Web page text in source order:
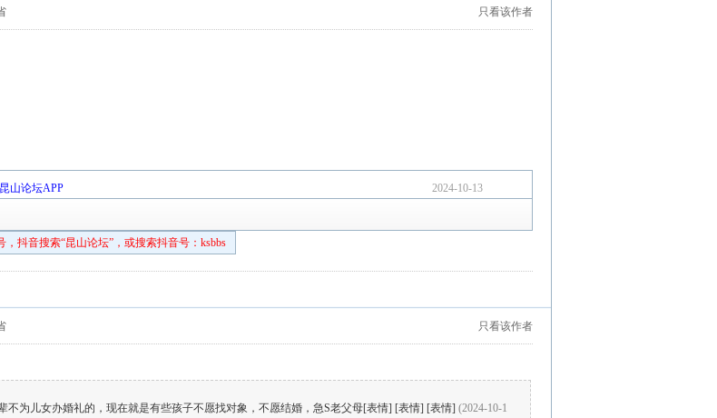
只看该作者
昆山论坛APP 2024-10-13
抖音搜索“昆山论坛”，或搜索抖音号：ksbbs
只看该作者
不为儿女办婚礼的，现在就是有些孩子不愿找对象，不愿结婚，急S老父母[表情] [表情] [表情] (2024-10-1